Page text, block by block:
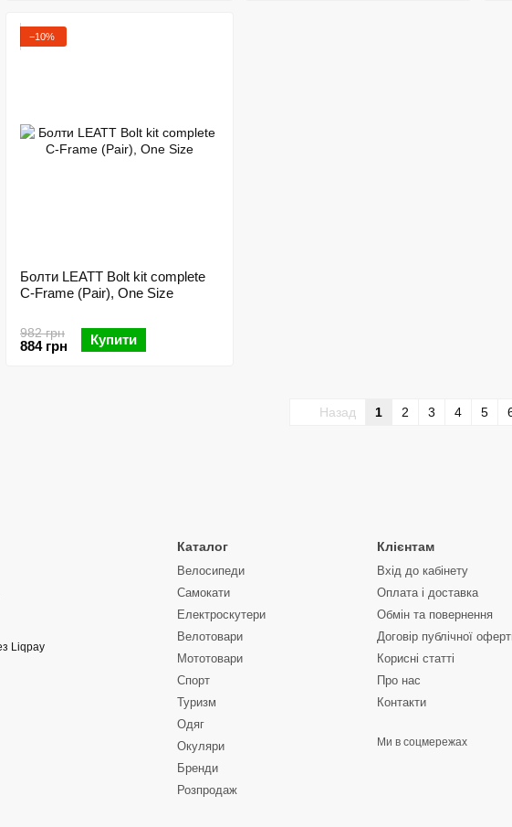
−10%
Болти LEATT Bolt kit complete
C-Frame (Pair), One Size
982 грн
884 грн Купити
Назад 1 2 3 4 5
Каталог
Велосипеди
Самокати
Електроскутери
Велотовари
Мототовари
Спорт
Туризм
Одяг
Окуляри
Бренди
Розпродаж
Клієнтам
Вхід до кабінету
Оплата і доставка
Обмін та повернення
Договір публічної
Корисні статті
Про нас
Контакти
Ми в соцмережах